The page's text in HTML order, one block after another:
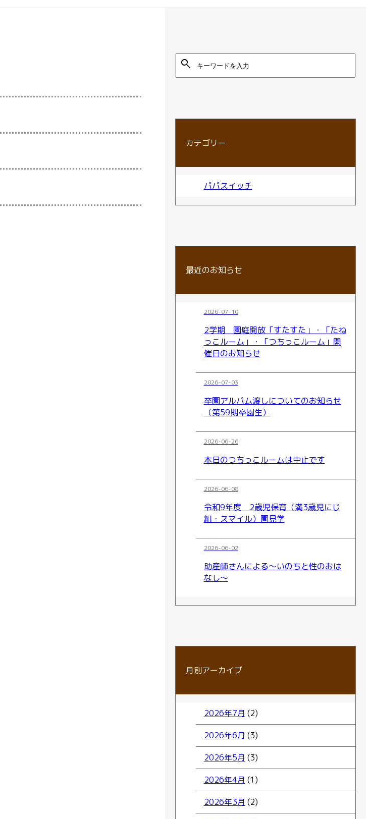
search
カテゴリー
パパスイッチ
最近のお知らせ
2026-07-10
2学期 園庭開放「すたすた」・「たね
っこルーム」・「つちっこルーム」開
催日のお知らせ
2026-07-03
卒園アルバム渡しについてのお知らせ
（第59期卒園生）
2026-06-26
本日のつちっこルームは中止です
2026-06-08
令和9年度 2歳児保育（満3歳児にじ
組・スマイル）園見学
2026-06-02
助産師さんによる～いのちと性のおは
なし～
月別アーカイブ
2026年7月 (2)
2026年6月 (3)
2026年5月 (3)
2026年4月 (1)
2026年3月 (2)